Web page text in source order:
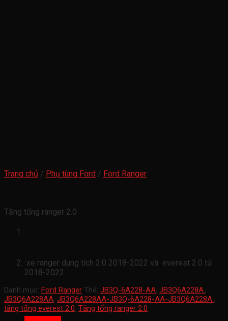
Trang chủ / Phụ tùng Ford / Ford Ranger
Tăng tổng ranger 2.0
xe ranger dung tích 2.0 2018-2022 và everest 2.0 từ
2018-2022
Danh mục: Ford Ranger Thẻ: JB3Q-6A228-AA, JB3Q6A228A.,
JB3Q6A228AA, JB3Q6A228AA-JB3Q-6A228-AA-JB3Q6A228A.,
tăng tổng everest 2.0, Tăng tổng ranger 2.0